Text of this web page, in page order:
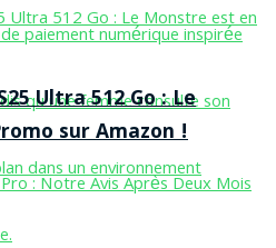
Ultra 512 Go : Le
sur Amazon !